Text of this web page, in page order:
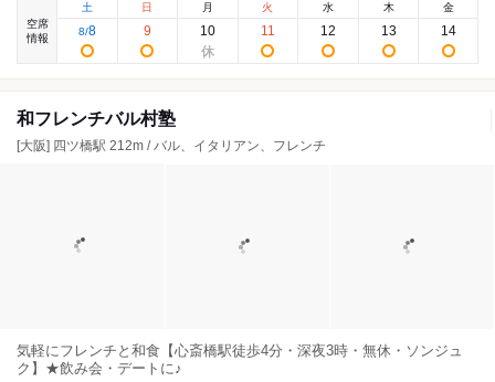
空席
情報
土
8/8
日
9
月
10
火
11
水
12
木
13
金
14
和フレンチバル村塾
[大阪] 四ツ橋駅 212m / バル、イタリアン、フレンチ
気軽にフレンチと和食【心斎橋駅徒歩4分・深夜3時・無休・ソンジュ
ク】★飲み会・デートに♪